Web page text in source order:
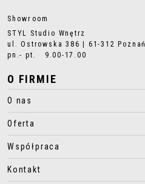
Showroom
STYL Studio Wnętrz
ul. Ostrowska 386 | 61-312 Poznań
pn.- pt. 9.00-17.00
O FIRMIE
O nas
Oferta
Współpraca
Kontakt